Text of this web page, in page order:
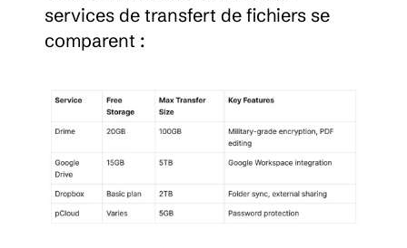
services de transfert de fichiers se
comparent :